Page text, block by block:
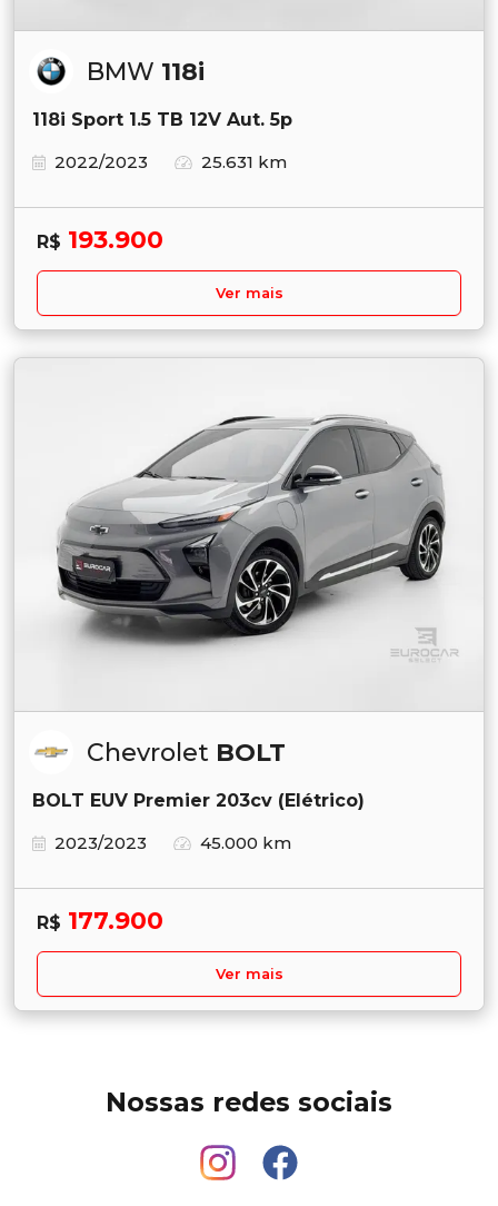
BMW 118i
118i Sport 1.5 TB 12V Aut. 5p
2022/2023
25.631 km
R$ 193.900
Ver mais
Chevrolet BOLT
BOLT EUV Premier 203cv (Elétrico)
2023/2023
45.000 km
R$ 177.900
Ver mais
Nossas redes sociais